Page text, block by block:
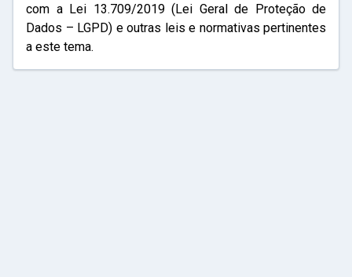
com a Lei 13.709/2019 (Lei Geral de Proteção de
Dados – LGPD) e outras leis e normativas pertinentes
a este tema.